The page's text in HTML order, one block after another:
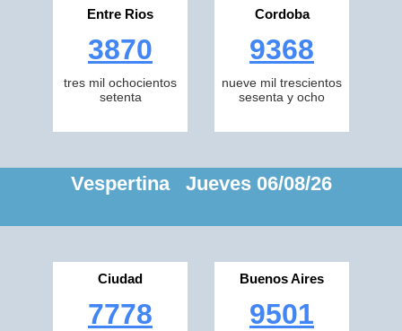
Entre Rios
3870
tres mil ochocientos
setenta
Cordoba
9368
nueve mil trescientos
sesenta y ocho
Vespertina Jueves 06/08/26
Ciudad
7778
Buenos Aires
9501